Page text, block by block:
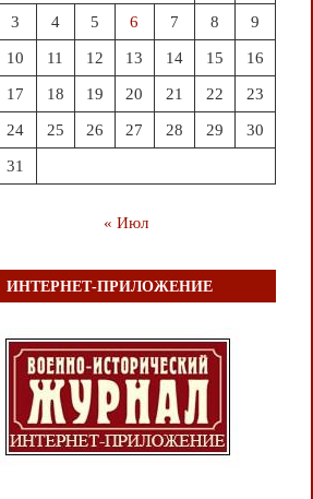
3 4 5 6 7 8 9
10 11 12 13 14 15 16
17 18 19 20 21 22 23
24 25 26 27 28 29 30
31
« Июл
ИНТЕРНЕТ-ПРИЛОЖЕНИЕ